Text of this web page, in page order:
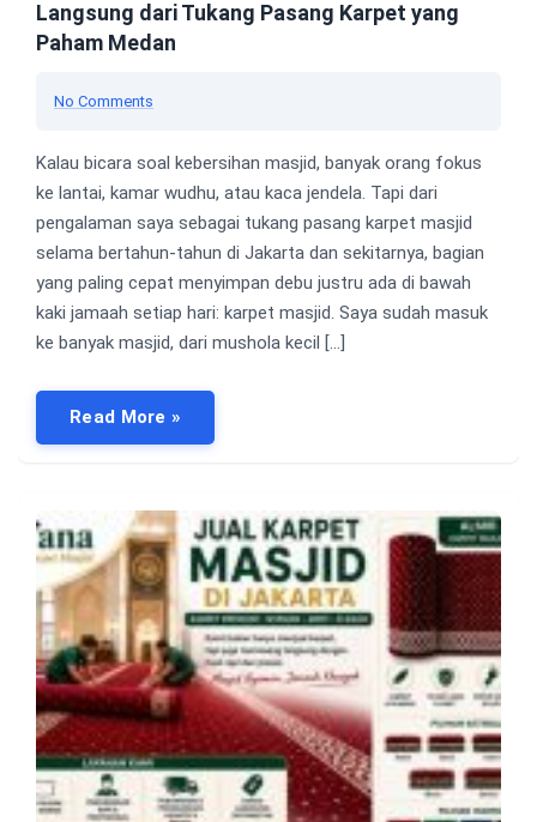
Langsung dari Tukang Pasang Karpet yang
Paham Medan
No Comments
Kalau bicara soal kebersihan masjid, banyak orang fokus
ke lantai, kamar wudhu, atau kaca jendela. Tapi dari
pengalaman saya sebagai tukang pasang karpet masjid
selama bertahun-tahun di Jakarta dan sekitarnya, bagian
yang paling cepat menyimpan debu justru ada di bawah
kaki jamaah setiap hari: karpet masjid. Saya sudah masuk
ke banyak masjid, dari mushola kecil […]
Read More »